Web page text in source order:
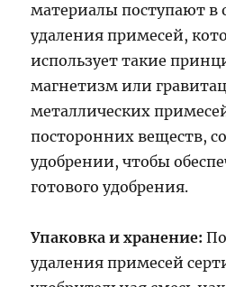
материалы поступают в
удаления примесей,
использует такие
магнетизм или
металлических
посторонних веществ,
удобрении, чтобы
готового удобрения.
Упаковка и хранение:
удаления примесей